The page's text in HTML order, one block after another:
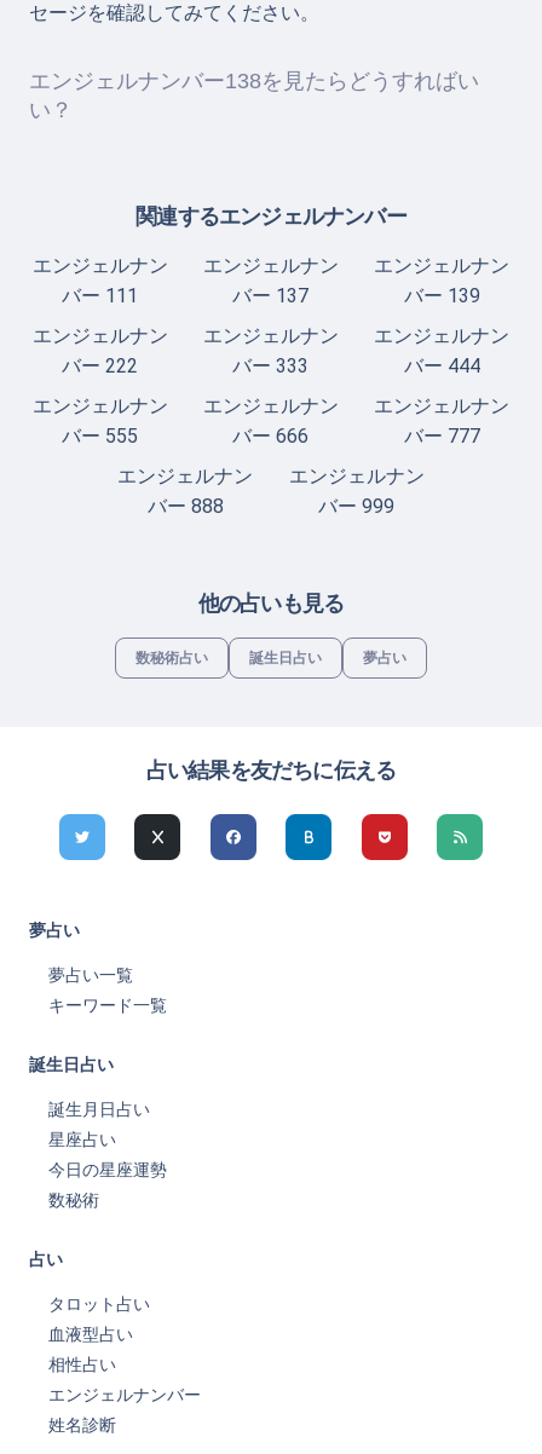
セージを確認してみてください。
エンジェルナンバー138を見たらどうすればい
い？
関連するエンジェルナンバー
エンジェルナン
バー 111
エンジェルナン
バー 137
エンジェルナン
バー 139
エンジェルナン
バー 222
エンジェルナン
バー 333
エンジェルナン
バー 444
エンジェルナン
バー 555
エンジェルナン
バー 666
エンジェルナン
バー 777
エンジェルナン
バー 888
エンジェルナン
バー 999
他の占いも見る
数秘術占い 誕生日占い 夢占い
占い結果を友だちに伝える
夢占い
夢占い一覧
キーワード一覧
誕生日占い
誕生月日占い
星座占い
今日の星座運勢
数秘術
占い
タロット占い
血液型占い
相性占い
エンジェルナンバー
姓名診断